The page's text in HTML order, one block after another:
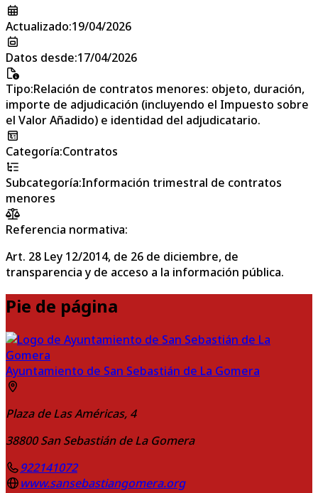
Actualizado:19/04/2026
Datos desde:17/04/2026
Tipo:Relación de contratos menores: objeto, duración,
importe de adjudicación (incluyendo el Impuesto sobre
el Valor Añadido) e identidad del adjudicatario.
Categoría:Contratos
Subcategoría:Información trimestral de contratos
menores
Referencia normativa:
Art. 28 Ley 12/2014, de 26 de diciembre, de
transparencia y de acceso a la información pública.
Pie de página
Ayuntamiento de San Sebastián de La Gomera
Plaza de Las Américas, 4
38800 San Sebastián de La Gomera
922141072
www.sansebastiangomera.org